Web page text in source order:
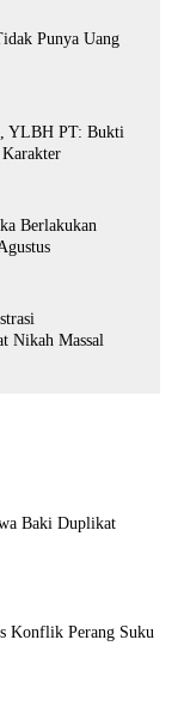
Punya Uang
YLBH PT: Bukti
Karakter
Berlakukan
Nikah Massal
Baki Duplikat
Konflik Perang Suku